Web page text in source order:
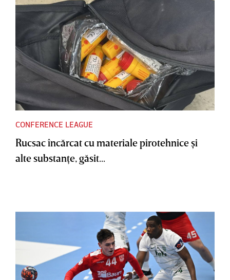
CONFERENCE LEAGUE
Rucsac încărcat cu materiale pirotehnice şi
alte substanţe, găsit...